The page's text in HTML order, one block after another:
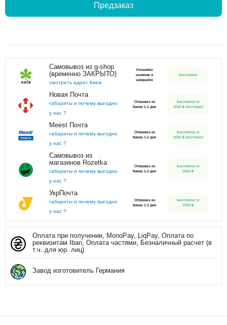
Предзаказ
Самовывоз из g-shop
(временно ЗАКРЫТО)
смотреть адрес Киев
Уточняйте
наличие и
забирайте
Бесплатно
Новая Почта
габариты и почему выгодно
у нас ?
Отправка из
Киева 1-2 дня
Бесплатно от
3000 ₴ (почтомат)
Meest Почта
габариты и почему выгодно
у нас ?
Отправка из
Киева 1-2 дня
Бесплатно от
3000 ₴ (почтомат)
Самовывоз из
магазинов Rozetka
габариты и почему выгодно
у нас ?
Отправка из
Киева 1-2 дня
Бесплатно от
2000 ₴
УкрПочта
габариты и почему выгодно
у нас ?
Отправка из
Киева 1-2 дня
Бесплатно от
2000 ₴
Оплата при получении, MonoPay, LiqPay, Оплата по
реквизитам Iban, Оплата частями, Безналичный расчет (в
т.ч. для юр. лиц)
Завод изготовитель Германия